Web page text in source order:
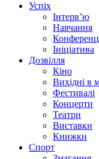
Успіх
Інтерв’ю
Навчання
Ініціатива
Дозвілля
Кіно
Вихідні в
Фестивалі
Концерти
Театри
Виставки
Книжки
Спорт